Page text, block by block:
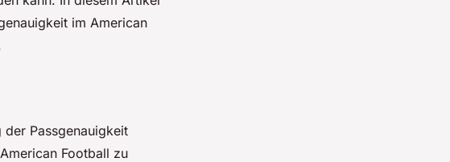
im American
Passgenauigkeit
Football zu